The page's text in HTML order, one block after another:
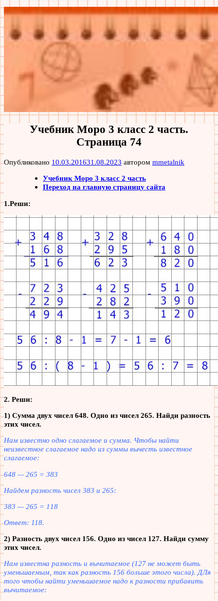
Учебник Моро 3 класс 2 часть.
Страница 74
Опубликовано 10.03.201631.08.2023 автором mmetalnik
Учебник Моро 3 класс 2 часть
Переход на главную страницу сайта
1.Реши:
2. Реши:
1) Сумма двух чисел 648. Одно из чисел 265. Найди разность
этих чисел.
Нам известно одно слагаемое и сумма. Чтобы найти
неизвестное слагаемое надо из суммы вычесть известное
слагаемое:
648 — 265 = 383
Найдем разность чисел 383 и 265:
383 — 265 = 118
Ответ: 118.
2) Разность двух чисел 156. Одно из чисел 127. Найди сумму
этих чисел.
Нам известна разность и вычитаемое (127 не может быть
уменьшаемым, так как разность 156 больше этого числа). ДЛя
того чтобы найти уменьшаемое надо к разности прибавить
вычитаемое: